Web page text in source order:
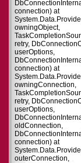
connection) at
owningObject,
retry,
userOptions,
connection) at
owningConnection,
retry,
userOptions,
oldConnection,
connection) at
outerConnection,